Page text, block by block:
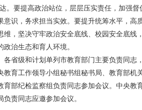
。要提高政治站位，层层压实责任，加强
识，务求担当实效。要提升统筹水平，高
，坚决守牢政治安全底线、校园安全底线
治生态和育人环境。
级和计划单列市教育部门主要负责同志
育工作领导小组秘书组秘书局、教育部机
部纪检监察组负责同志参加会议。中央教
责同志应邀参加会议。